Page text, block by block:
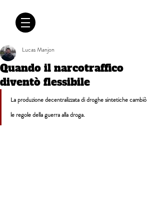
Quando il narcotraffico
diventò flessibile
Lucas Manjon
La produzione decentralizzata di droghe sintetiche cambiò
le regole della guerra alla droga.